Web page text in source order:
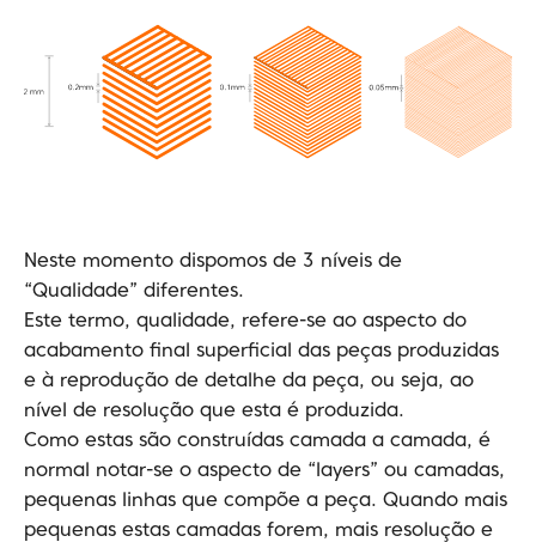
Neste momento dispomos de 3 níveis de
“Qualidade” diferentes.
Este termo, qualidade, refere-se ao aspecto do
acabamento final superficial das peças produzidas
e à reprodução de detalhe da peça, ou seja, ao
nível de resolução que esta é produzida.
Como estas são construídas camada a camada, é
normal notar-se o aspecto de “layers” ou camadas,
pequenas linhas que compõe a peça. Quando mais
pequenas estas camadas forem, mais resolução e